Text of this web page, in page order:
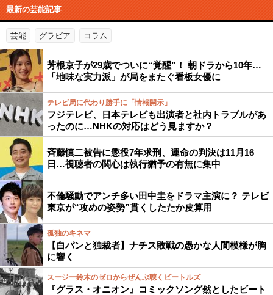
最新の芸能記事
芸能 グラビア コラム
芳根京子が29歳でついに“覚醒”！ 朝ドラから10年…
「地味な実力派」が局をまたぐ看板女優に
テレビ局に代わり勝手に「情報開示」
フジテレビ、日本テレビも出演者と社内トラブルがあ
ったのに…NHKの対応はどう見ますか？
斉藤慎二被告に懲役7年求刑、運命の判決は11月16
日…視聴者の関心は執行猶予の有無に集中
不倫騒動でアンチ多い田中圭をドラマ主演に？ テレビ
東京が“攻めの姿勢”貫くしたたか皮算用
孤独のキネマ
【白パンと独裁者】ナチス敗戦の愚かな人間模様が胸
に響く
スージー鈴木のゼロからぜんぶ聴くビートルズ
『グラス・オニオン』コミックソング然としたビート